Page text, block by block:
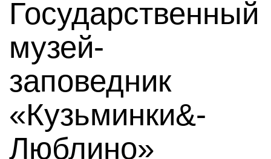
Государственный
музей-
заповедник
«Кузьминки&-
Люблино»